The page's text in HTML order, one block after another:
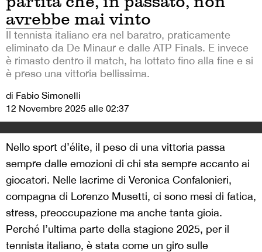
avrebbe mai vinto
Il tennista italiano era nel baratro, praticamente
eliminato da De Minaur e dalle ATP Finals. E invece
è rimasto dentro il match, ha lottato fino alla fine e si
è preso una vittoria bellissima.
di Fabio Simonelli
12 Novembre 2025 alle 02:37
Nello sport d’élite, il peso di una vittoria passa
sempre dalle emozioni di chi sta sempre accanto ai
giocatori. Nelle lacrime di Veronica Confalonieri,
compagna di Lorenzo Musetti, ci sono mesi di fatica,
stress, preoccupazione ma anche tanta gioia.
Perché l’ultima parte della stagione 2025, per il
tennista italiano, è stata come un giro sulle